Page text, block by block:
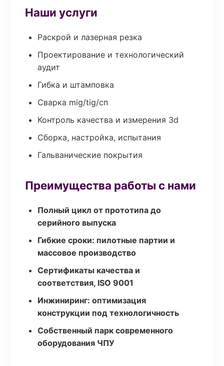
Наши услуги
Раскрой и лазерная резка
Проектирование и технологический
аудит
Гибка и штамповка
Сварка mig/tig/сп
Контроль качества и измерения 3d
Сборка, настройка, испытания
Гальванические покрытия
Преимущества работы с нами
Полный цикл от прототипа до
серийного выпуска
Гибкие сроки: пилотные партии и
массовое производство
Сертификаты качества и
соответствия, ISO 9001
Инжиниринг: оптимизация
конструкции под технологичность
Собственный парк современного
оборудования ЧПУ